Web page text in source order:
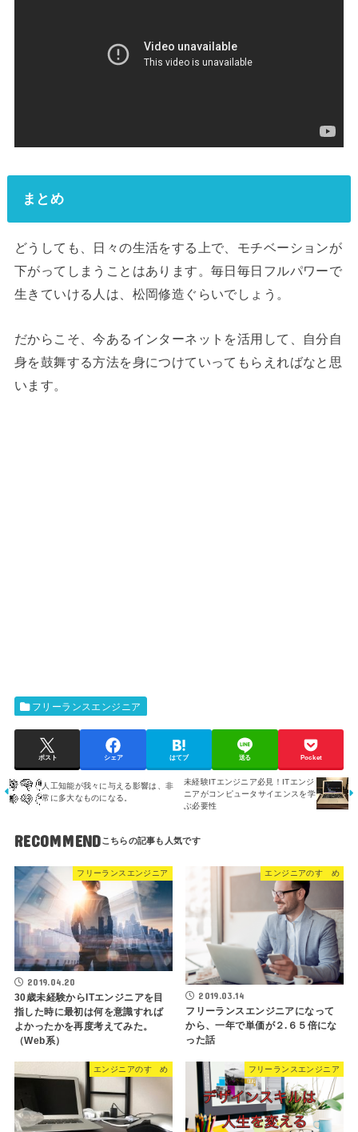
まとめ
どうしても、日々の生活をする上で、モチベーションが
下がってしまうことはあります。毎日毎日フルパワーで
生きていける人は、松岡修造ぐらいでしょう。
だからこそ、今あるインターネットを活用して、自分自
身を鼓舞する方法を身につけていってもらえればなと思
います。
フリーランスエンジニア
ポスト シェア はてブ 送る Pocket
人工知能が我々に与える影響は、非
常に多大なものになる。
未経験ITエンジニア必見！ITエンジ
ニアがコンピュータサイエンスを学
ぶ必要性
RECOMMEND
フリーランスエンジニア
2019.04.20
30歳未経験からITエンジニアを目
指した時に最初は何を意識すれば
よかったかを再度考えてみた。
（Web系）
エンジニアのすゝめ
2019.03.14
フリーランスエンジニアになって
から、一年で単価が２.６５倍にな
った話
エンジニアのすゝめ フリーランスエンジニア